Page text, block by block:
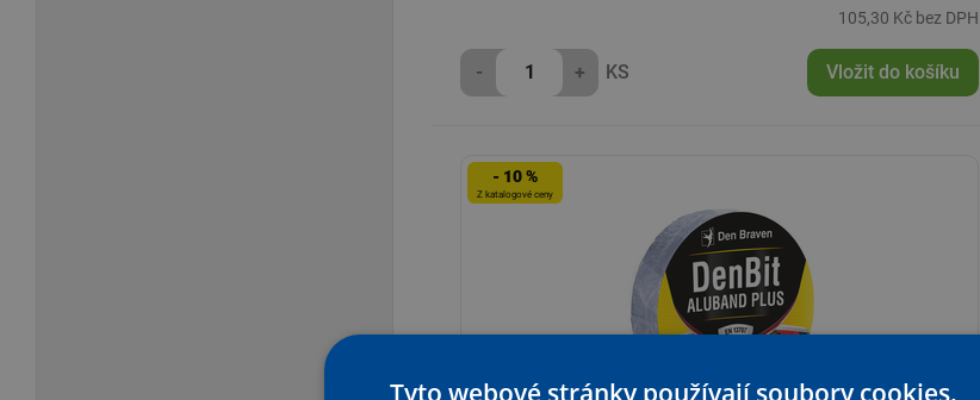
105,30 Kč bez DPH
- + KS Vložit do košíku
- 10 %
Z katalogové ceny
Tyto webové stránky používají soubory cookies.